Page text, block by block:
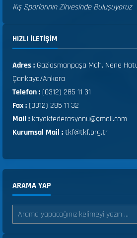
Kış Sporlarının Zirvesinde Buluşuyoruz
HIZLI ILETIŞIM
Adres : Gaziosmanpaşa Mah. Nene
Çankaya/Ankara
Telefon :(0312) 285 11 31
Fax :(0312) 285 11 32
Mail : kayakfederasyonu@gmail.com
Kurumsal Mail :tkf@tkf.org.tr
ARAMA YAP